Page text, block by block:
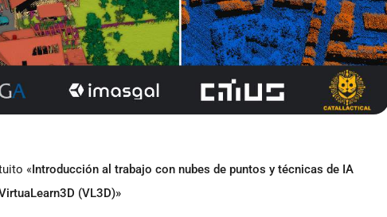
« Introducción al trabajo con nubes de puntos y técnicas de IA
(VL3D)»